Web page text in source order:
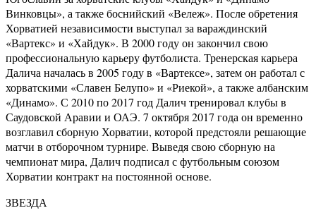
Винковцы», а также боснийский «Вележ». После обретения
Хорватией независимости выступал за вараждинский
«Вартекс» и «Хайдук». В 2000 году он закончил свою
профессиональную карьеру футболиста. Тренерская карьера
Далича началась в 2005 году в «Вартексе», затем он работал с
хорватскими «Славен Белупо» и «Риекой», а также албанским
«Динамо». С 2010 по 2017 год Далич тренировал клубы в
Саудовской Аравии и ОАЭ. 7 октября 2017 года он временно
возглавил сборную Хорватии, которой предстояли решающие
матчи в отборочном турнире. Выведя свою сборную на
чемпионат мира, Далич подписал с футбольным союзом
Хорватии контракт на постоянной основе.
ЗВЕЗДА